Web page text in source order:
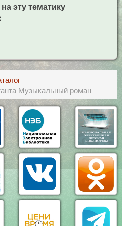
эту тематику
Музыкальный роман